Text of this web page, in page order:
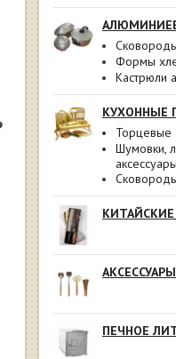
Формы
Кастрюли
КУХОННЫЕ
Торцевые
Шумовки,
аксессуары
ПЕЧНОЕ